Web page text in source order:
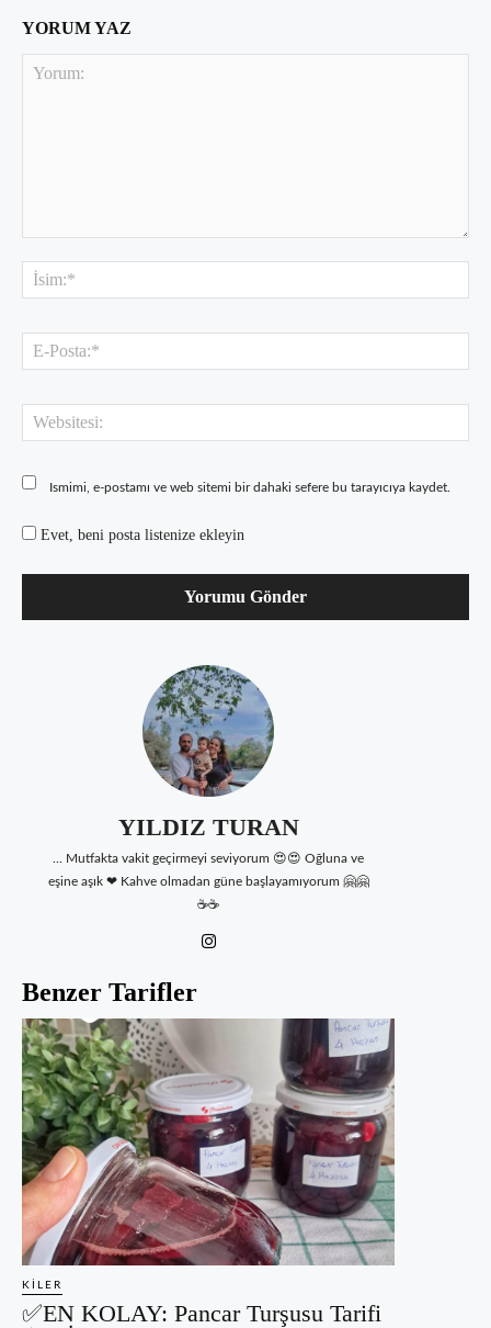
YORUM YAZ
Ismimi, e-postamı ve web sitemi bir dahaki sefere bu tarayıcıya kaydet.
Evet, beni posta listenize ekleyin
YILDIZ TURAN
... Mutfakta vakit geçirmeyi seviyorum 😍😍 Oğluna ve
eşine aşık ❤ Kahve olmadan güne başlayamıyorum 🤗🤗
☕☕
Benzer Tarifler
KILER
✅EN KOLAY: Pancar Turşusu Tarifi